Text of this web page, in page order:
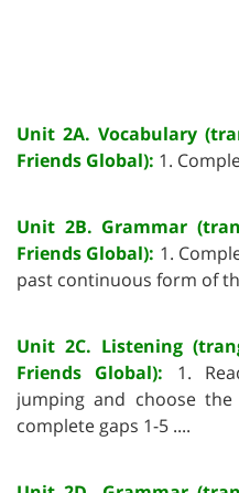
Unit 2A. Vocabulary
Friends Global): 1.
Unit 2B. Grammar
Friends Global): 1.
past continuous form of
Unit 2C. Listening
Friends Global): 1.
jumping and choose
complete gaps 1-5 ....